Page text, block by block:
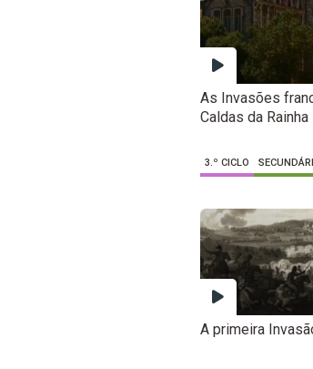
As Invasões
Caldas da Rainha
3.º CICLO
A primeira